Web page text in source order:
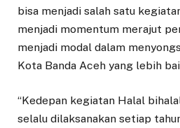
bisa menjadi salah satu
menjadi momentum merajut
menjadi modal dalam
Kota Banda Aceh yang lebih
“Kedepan kegiatan Halal
selalu dilaksanakan setiap